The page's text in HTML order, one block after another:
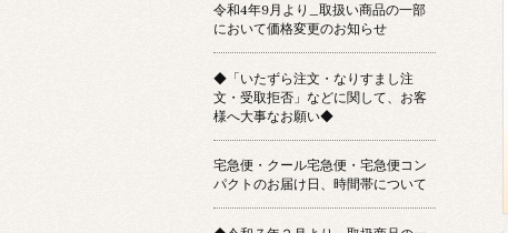
令和4年9月より_取扱い商品の一部
において価格変更のお知らせ
◆「いたずら注文・なりすまし注
文・受取拒否」などに関して、お客
様へ大事なお願い◆
宅急便・クール宅急便・宅急便コン
パクトのお届け日、時間帯について